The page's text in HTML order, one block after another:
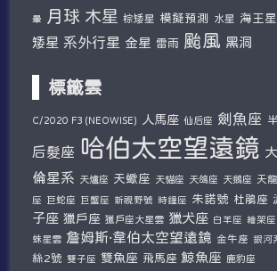
暈 月球 木星 棕矮星 模擬預測 水星 海王星
矮星 系外行星 金星 雷雨 颱風 黑洞
標籤雲
C/2020 F3 (NEOWISE) 人馬座 仙后座 劍魚座
后髮座 哈伯太空望遠鏡
倫星系
天爐座 天蠍座 天貓座 天鴿座 天鵝座 天
座 巨蛇座 巨蟹座 新視野號 時鐘座 朱諾號 杜鵑座
子座 獵戶座 獵戶座大星雲 獵犬座 白羊座 繪架座
蛛星雲 詹姆斯·韋伯太空望遠鏡 金牛座 銀河
絲2號
雙子座 雙魚座 飛馬座 鯨魚座 鹿豹座